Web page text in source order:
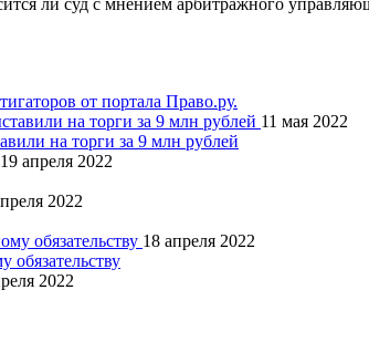
ли суд с мнением арбитражного
от портала Право.ру.
11 мая 2022
на торги за 9 млн рублей
19 апреля 2022
2022
18 апреля 2022
2022